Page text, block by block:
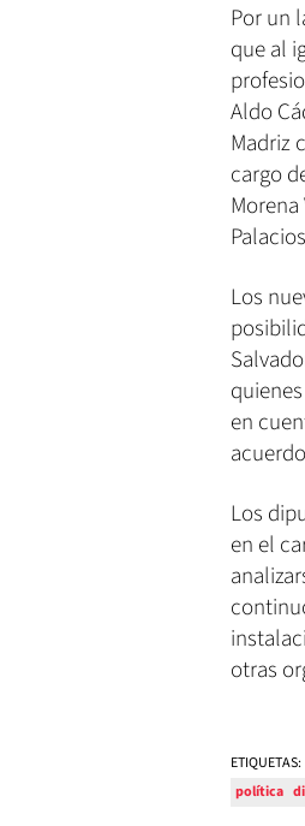
Por un
que al
Aldo
Madriz
cargo
Los
en
Los
en el
otras
ETIQUETAS:
política